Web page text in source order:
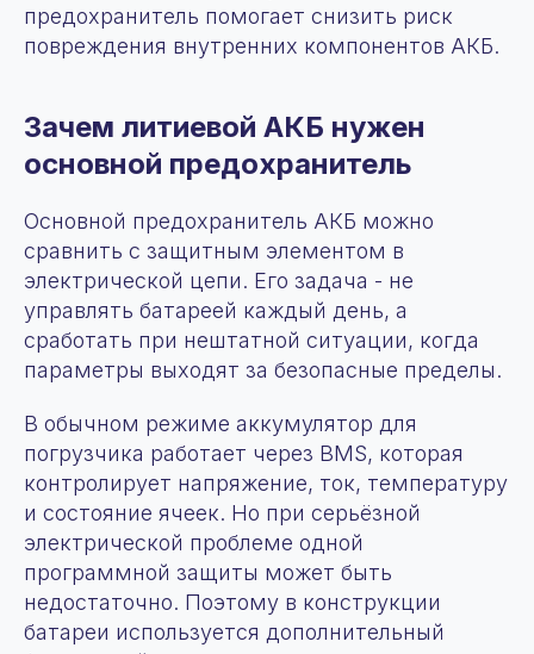
предохранитель помогает снизить риск
повреждения внутренних компонентов АКБ.
Зачем литиевой АКБ нужен
основной предохранитель
Основной предохранитель АКБ можно
сравнить с защитным элементом в
электрической цепи. Его задача - не
управлять батареей каждый день, а
сработать при нештатной ситуации, когда
параметры выходят за безопасные пределы.
В обычном режиме аккумулятор для
погрузчика работает через BMS, которая
контролирует напряжение, ток, температуру
и состояние ячеек. Но при серьёзной
электрической проблеме одной
программной защиты может быть
недостаточно. Поэтому в конструкции
батареи используется дополнительный